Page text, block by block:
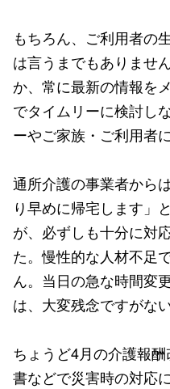
もちろん、ご利用者の
は言うまでもありませ
か、常に最新の情報を
でタイムリーに検討し
ーやご家族・ご利用者
通所介護の事業者から
り早めに帰宅します」
が、必ずしも十分に対
た。慢性的な人材不足
ん。当日の急な時間変
は、大変残念ですがな
ちょうど4月の介護報
書などで災害時の対応